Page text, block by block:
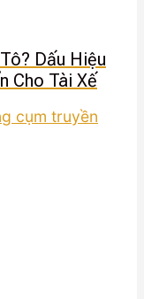
Dấu Hiệu
Cho Tài Xế
cụm truyền